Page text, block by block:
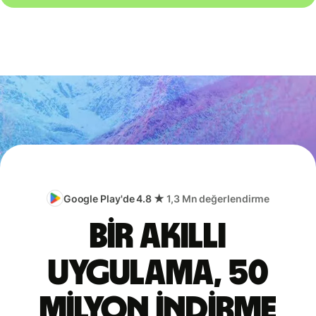
Google Play'de 4.8 ★ 1,3 Mn değerlendirme
Bir akıllı
uygulama, 50